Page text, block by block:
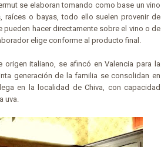
se elaboran tomando como base un vino
raíces o bayas, todo ello suelen provenir de
hacer directamente sobre el vino o de
elige conforme al producto final.
origen italiano, se afincó en Valencia para la
generación de la familia se consolidan en
en la localidad de Chiva, con capacidad
uva.